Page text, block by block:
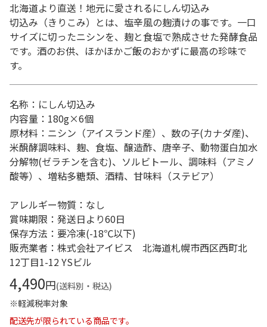
北海道より直送！地元に愛されるにしん切込み
切込み（きりこみ）とは、塩辛風の麹漬けの事です。一口
サイズに切ったニシンを、麹と食塩で熟成させた発酵食品
です。酒のお供、ほかほかご飯のおかずに最高の珍味で
す。
名称：にしん切込み
内容量：180g×6個
原材料：ニシン（アイスランド産）、数の子(カナダ産)、
米醗酵調味料、麹、食塩、醸造酢、唐辛子、動物蛋白加水
分解物(ゼラチンを含む)、ソルビトール、調味料（アミノ
酸等）、増粘多糖類、酒精、甘味料（ステビア）
アレルギー物質：なし
賞味期限：発送日より60日
保存方法：要冷凍(-18℃以下)
販売業者：株式会社アイビス 北海道札幌市西区西町北
12丁目1-12 YSビル
4,490円(送料別・税込)
※軽減税率対象
配送先が限られている商品です。